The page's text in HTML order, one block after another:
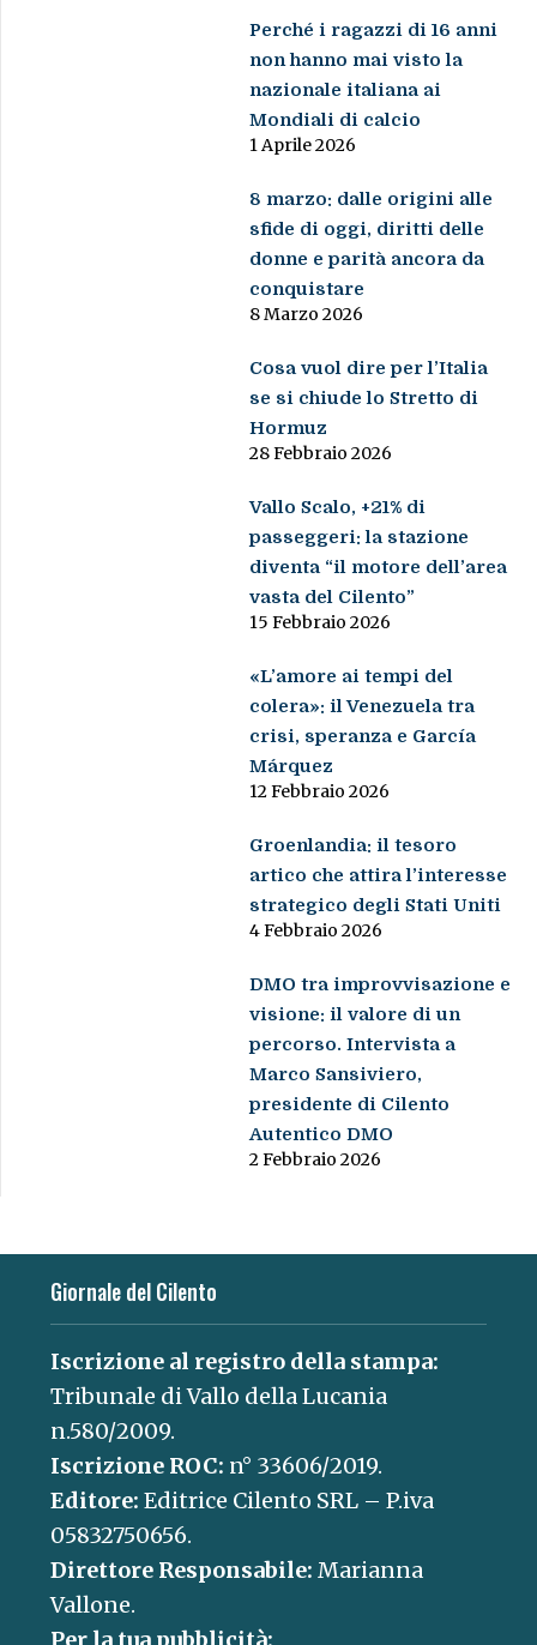
Perché i ragazzi di 16 anni
non hanno mai visto la
nazionale italiana ai
Mondiali di calcio
1 Aprile 2026
8 marzo: dalle origini alle
sfide di oggi, diritti delle
donne e parità ancora da
conquistare
8 Marzo 2026
Cosa vuol dire per l’Italia
se si chiude lo Stretto di
Hormuz
28 Febbraio 2026
Vallo Scalo, +21% di
passeggeri: la stazione
diventa “il motore dell’area
vasta del Cilento”
15 Febbraio 2026
«L’amore ai tempi del
colera»: il Venezuela tra
crisi, speranza e García
Márquez
12 Febbraio 2026
Groenlandia: il tesoro
artico che attira l’interesse
strategico degli Stati Uniti
4 Febbraio 2026
DMO tra improvvisazione e
visione: il valore di un
percorso. Intervista a
Marco Sansiviero,
presidente di Cilento
Autentico DMO
2 Febbraio 2026
Giornale del Cilento
Iscrizione al registro della stampa:
Tribunale di Vallo della Lucania
n.580/2009.
Iscrizione ROC: n° 33606/2019.
Editore: Editrice Cilento SRL – P.iva
05832750656.
Direttore Responsabile: Marianna
Vallone.